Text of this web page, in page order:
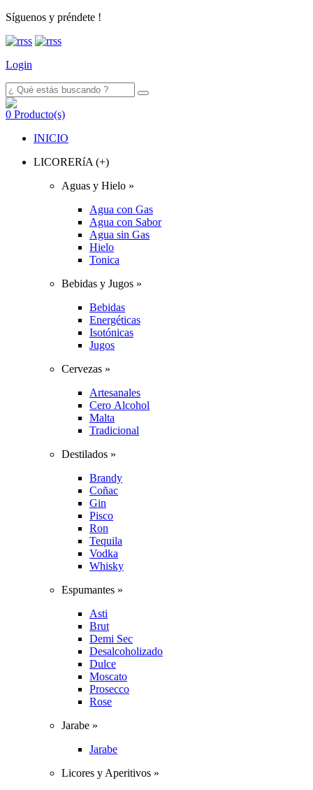
Síguenos y préndete !
Login
0 Producto(s)
INICIO
LICORERíA (+)
Aguas y Hielo »
Agua con Gas
Agua con Sabor
Agua sin Gas
Hielo
Tonica
Bebidas y Jugos »
Bebidas
Energéticas
Isotónicas
Jugos
Cervezas »
Artesanales
Cero Alcohol
Malta
Tradicional
Destilados »
Brandy
Coñac
Gin
Pisco
Ron
Tequila
Vodka
Whisky
Espumantes »
Asti
Brut
Demi Sec
Desalcoholizado
Dulce
Moscato
Prosecco
Rose
Jarabe »
Jarabe
Licores y Aperitivos »